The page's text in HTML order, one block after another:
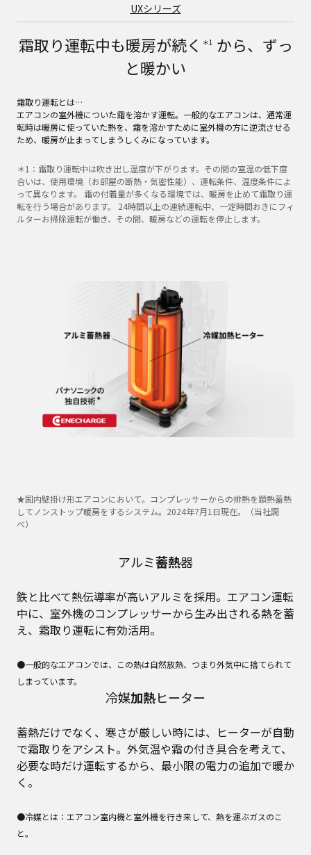
UXシリーズ
霜取り運転中も暖房が続く ＊1 から、ずっ
と暖かい
霜取り運転とは…
エアコンの室外機についた霜を溶かす運転。一般的なエアコンは、通常運
転時は暖房に使っていた熱を、霜を溶かすために室外機の方に逆流させる
ため、暖房が止まってしまうしくみになっています。
＊1：霜取り運転中は吹き出し温度が下がります。その間の室温の低下度
合いは、使用環境（お部屋の断熱・気密性能）、運転条件、温度条件によ
って異なります。 霜の付着量が多くなる環境では、暖房を止めて霜取り運
転を行う場合があります。 24時間以上の連続運転中、一定時間おきにフィ
ルターお掃除運転が働き、その間、暖房などの運転を停止します。
★国内壁掛け形エアコンにおいて。コンプレッサーからの排熱を顕熱蓄熱
してノンストップ暖房をするシステム。2024年7月1日現在。（当社調
べ）
アルミ蓄熱器
鉄と比べて熱伝導率が高いアルミを採用。エアコン運転
中に、室外機のコンプレッサーから生み出される熱を蓄
え、霜取り運転に有効活用。
●一般的なエアコンでは、この熱は自然放熱、つまり外気中に捨てられて
しまっています。
冷媒加熱ヒーター
蓄熱だけでなく、寒さが厳しい時には、ヒーターが自動
で霜取りをアシスト。外気温や霜の付き具合を考えて、
必要な時だけ運転するから、最小限の電力の追加で暖か
く。
●冷媒とは：エアコン室内機と室外機を行き来して、熱を運ぶガスのこ
と。